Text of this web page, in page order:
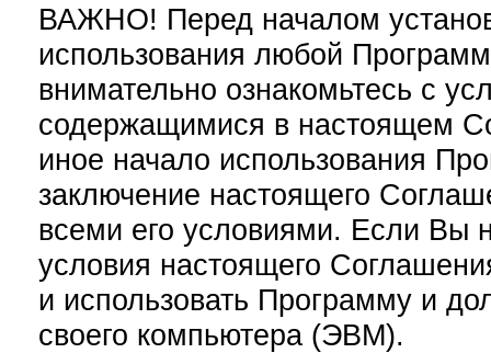
ВАЖНО! Перед началом
использования любой
внимательно ознакомьтесь с
содержащимися в настоящем
иное начало использования
заключение настоящего
всеми его условиями. Если Вы
условия настоящего
и использовать Программу и
своего компьютера (ЭВМ).